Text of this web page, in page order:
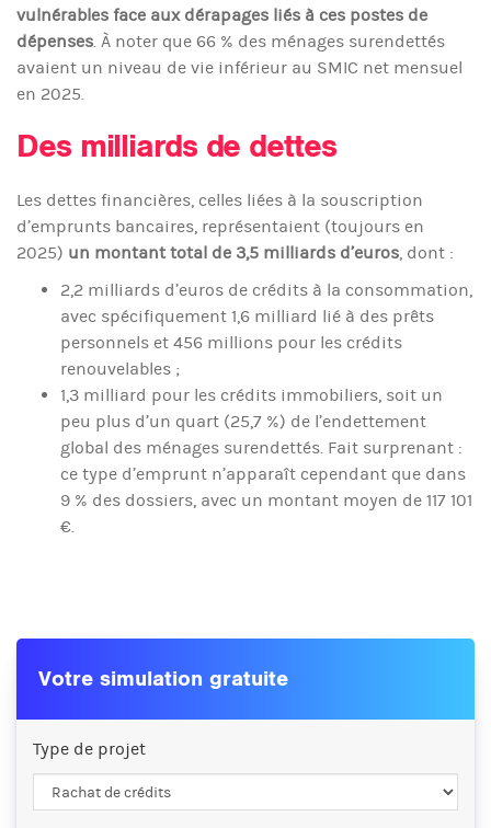
vulnérables face aux dérapages liés à ces postes de
dépenses. À noter que 66 % des ménages surendettés
avaient un niveau de vie inférieur au SMIC net mensuel
en 2025.
Des milliards de dettes
Les dettes financières, celles liées à la souscription
d’emprunts bancaires, représentaient (toujours en
2025) un montant total de 3,5 milliards d’euros, dont :
2,2 milliards d’euros de crédits à la consommation,
avec spécifiquement 1,6 milliard lié à des prêts
personnels et 456 millions pour les crédits
renouvelables ;
1,3 milliard pour les crédits immobiliers, soit un
peu plus d’un quart (25,7 %) de l’endettement
global des ménages surendettés. Fait surprenant :
ce type d’emprunt n’apparaît cependant que dans
9 % des dossiers, avec un montant moyen de 117 101
€.
Votre simulation gratuite
Type de projet